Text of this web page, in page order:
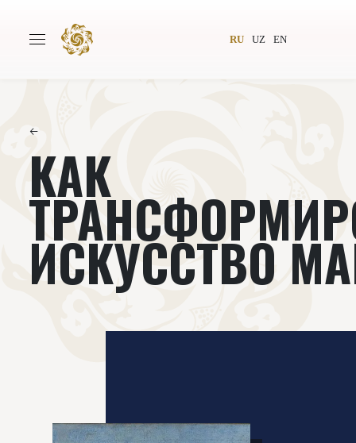
RU UZ EN
Авторы
Издательство Новости
Проекты Подкасты
Книги Видеолекторий
←
КАК
ИСКУССТВО